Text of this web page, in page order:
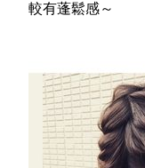
較有蓬鬆感～